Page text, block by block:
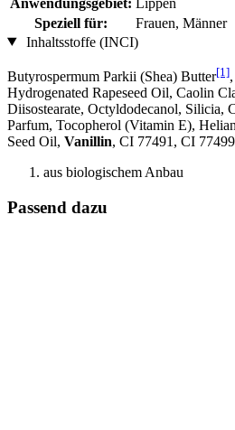
Speziell für:
Frauen, Männer
Inhaltsstoffe (INCI)
Butyrospermum Parkii (Shea) Butter[1]
Hydrogenated Rapeseed Oil, Caolin
Diisostearate, Octyldodecanol, Silicia,
Parfum, Tocopherol (Vitamin E),
Seed Oil, Vanillin, CI 77491, CI 77499
aus biologischem Anbau
Passend dazu